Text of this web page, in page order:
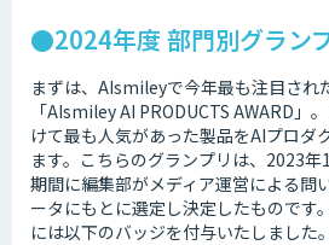
●2024年度 部門別グラン
まずは、AIsmileyで今年最も注目され
「AIsmiley AI PRODUCTS AWARD」
けて最も人気があった製品をAIプロダ
ます。こちらのグランプリは、2023
期間に編集部がメディア運営による問
ータにもとに選定し決定したものです
には以下のバッジを付与いたしました。